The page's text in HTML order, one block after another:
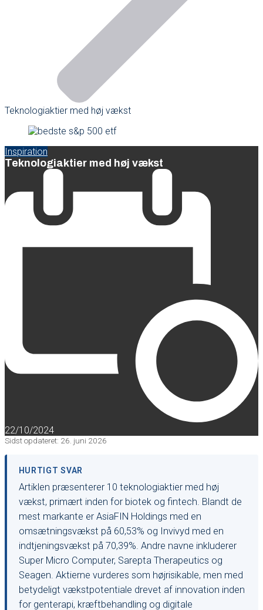
Teknologiaktier med høj vækst
Inspiration
Teknologiaktier med høj vækst
22/10/2024
Sidst opdateret: 26. juni 2026
HURTIGT SVAR
Artiklen præsenterer 10 teknologiaktier med høj
vækst, primært inden for biotek og fintech. Blandt de
mest markante er AsiaFIN Holdings med en
omsætningsvækst på 60,53% og Invivyd med en
indtjeningsvækst på 70,39%. Andre navne inkluderer
Super Micro Computer, Sarepta Therapeutics og
Seagen. Aktierne vurderes som højrisikable, men med
betydeligt vækstpotentiale drevet af innovation inden
for genterapi, kræftbehandling og digitale